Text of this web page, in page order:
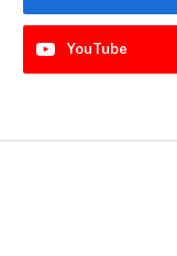
YouTube